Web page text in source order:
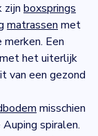
zijn boxsprings
matrassen met
Een
het uiterlijk
van een gezond
misschien
spiralen.